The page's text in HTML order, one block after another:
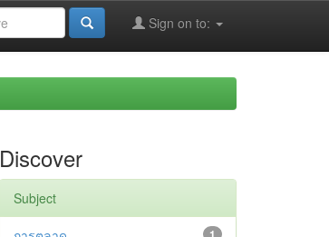
Sign on to:
Discover
Subject